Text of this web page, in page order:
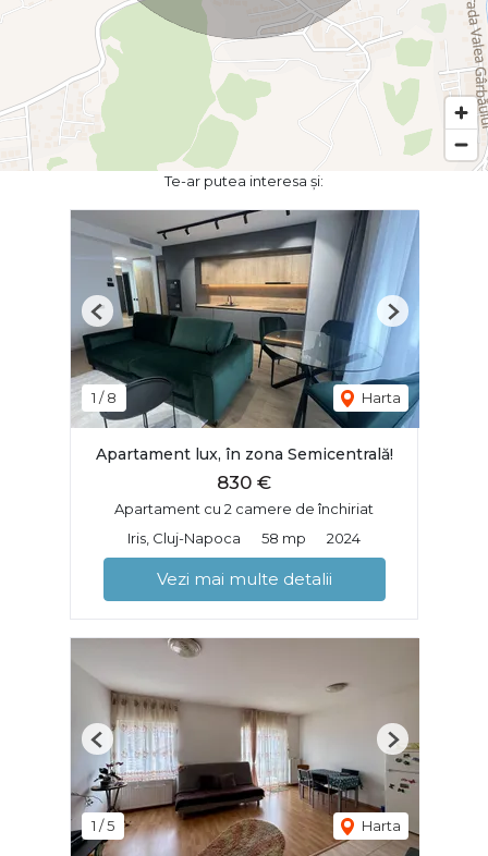
Te-ar putea interesa și:
1 /8 Harta
Previous Next
Apartament lux, în zona Semicentrală!
830 €
Apartament cu 2 camere de închiriat
Iris, Cluj-Napoca
58 mp 2024
Vezi mai multe detalii
1 /5 Harta
Previous Next